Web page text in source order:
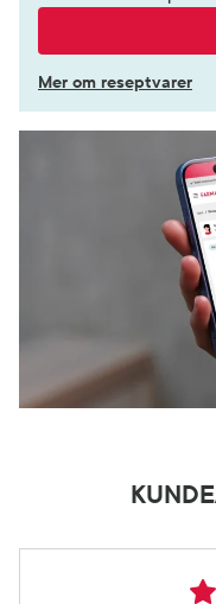
Mer om reseptvarer